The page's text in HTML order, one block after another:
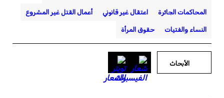
المحاكمات الجائرة اعتقال غير قانوني أعمال القتل غير المشروع
النساء والفتيات حقوق المرأة
الأبحاث